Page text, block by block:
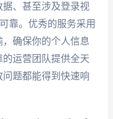
、甚至涉及登录视
靠。优秀的服务采用
确保你的个人信息
运营团队提供全天
题都能得到快速响